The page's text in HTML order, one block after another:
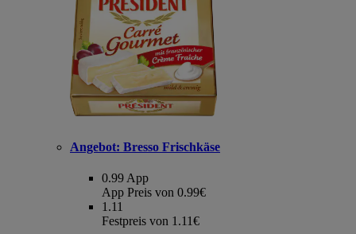
Angebot: Bresso Frischkäse
0.99 App
App Preis von 0.99€
1.11
Festpreis von 1.11€